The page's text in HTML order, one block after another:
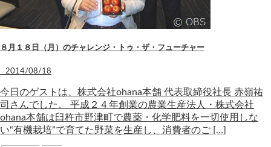
８月１８日（月）のチャレンジ・トゥ・ザ・フューチャー
2014/08/18
今日のゲストは、株式会社ohana本舗 代表取締役社長 赤嶺祐
司さんでした。 平成２４年創業の農業生産法人・株式会社
ohana本舗は臼杵市野津町で農薬・化学肥料を一切使用しな
い“有機栽培”で育てた野菜を生産し、消費者のご […]